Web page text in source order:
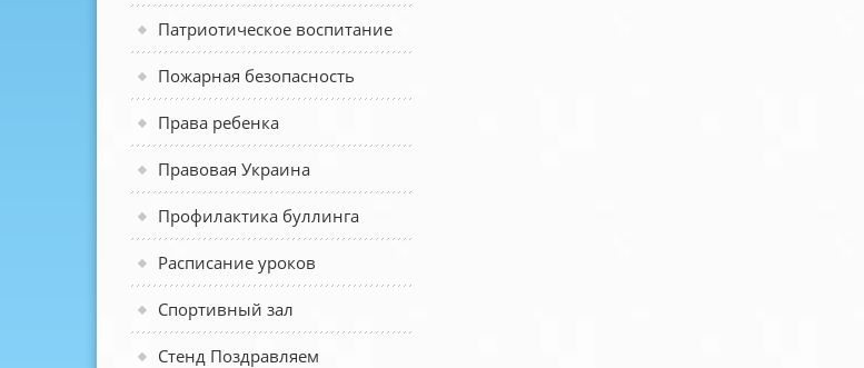
Патриотическое воспитание
Пожарная безопасность
Права ребенка
Правовая Украина
Профилактика буллинга
Расписание уроков
Спортивный зал
Стенд Поздравляем